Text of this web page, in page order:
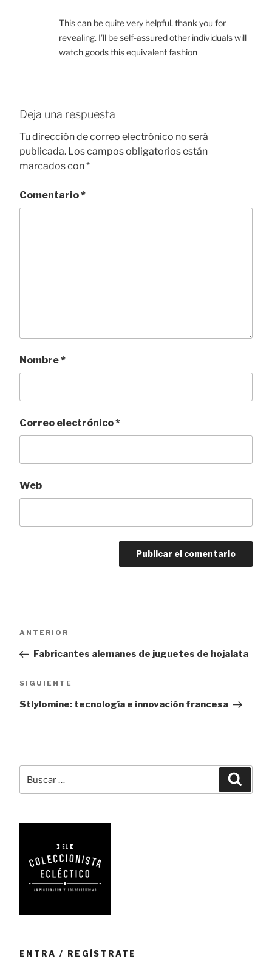
This can be quite very helpful, thank you for
revealing. I’ll be self-assured other individuals will
watch goods this equivalent fashion
Deja una respuesta
Tu dirección de correo electrónico no será
publicada. Los campos obligatorios están
marcados con*
Comentario*
Nombre*
Correo electrónico*
Web
entradas
Entrada
ANTERIOR
Fabricantes alemanes de juguetes de hojalata
Siguiente
SIGUIENTE
Stlylomine: tecnología e innovación francesa
por:
ENTRA / REGÍSTRATE